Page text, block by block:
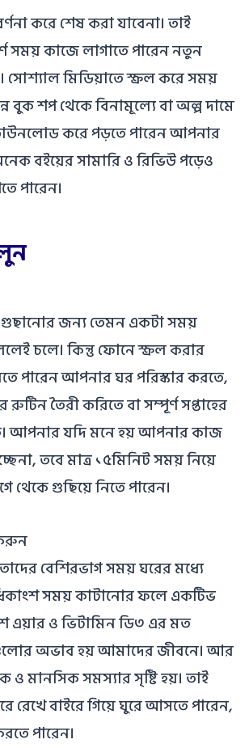
করে শেষ করা যাবেনা। তাই
সময় কাজে লাগাতে পারেন নতুন
মিডিয়াতে স্ক্রল করে সময়
বুক শপ থেকে বিনামূল্যে বা অল্প দামে
করে পড়তে পারেন আপনার
বইয়ের সামারি ও রিভিউ পড়েও
পারেন।
জন্য তেমন একটা সময়
চলে। কিন্তু ফোনে স্ক্রল করার
পারেন আপনার ঘর পরিস্কার করতে,
রুটিন তৈরী করিতে বা সম্পূর্ণ সপ্তাহের
আপনার যদি মনে হয় আপনার কাজ
তবে মাত্র ১৫মিনিট সময় নিয়ে
গুছিয়ে নিতে পারেন।
বেশিরভাগ সময় ঘরের মধ্যে
সময় কাটানোর ফলে একটিভ
এয়ার ও ভিটামিন ডি৩ এর মত
অভাব হয় আমাদের জীবনে। আর
ও মানসিক সমস্যার সৃষ্টি হয়। তাই
বাইরে গিয়ে ঘুরে আসতে পারেন,
পারেন।